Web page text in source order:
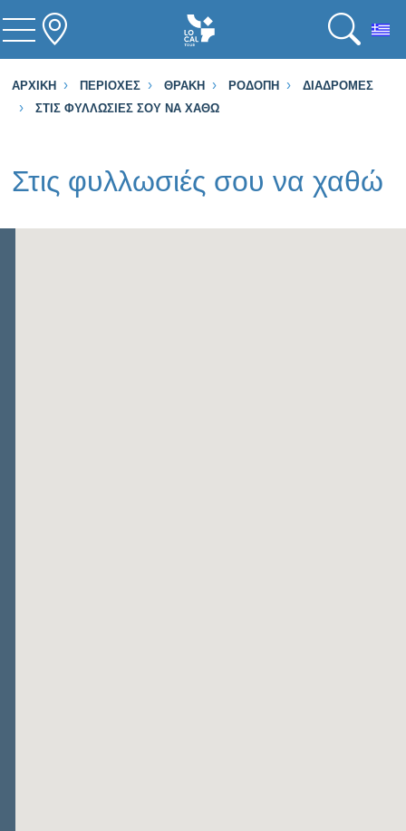
ΑΡΧΙΚΉ ΠΕΡΙΟΧΈΣ ΘΡΆΚΗ ΡΟΔΌΠΗ
ΔΙΑΔΡΟΜΈΣ
ΣΤΙΣ ΦΥΛΛΩΣΙΈΣ ΣΟΥ ΝΑ ΧΑΘΏ
Στις φυλλωσιές σου να χαθώ